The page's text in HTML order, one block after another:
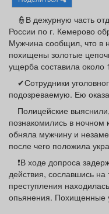
Афиша
Товары
ТВ программа Я -
👮В дежурную часть
России по г. Кемерово
Мужчина сообщил, что в
похищены золотые
ущерба составила около
✔Сотрудники
подозреваемую. Ею
Полицейские
познакомились в
обняла мужчину и
после чего положила
❗В ходе допроса
действия, сославшись
преступления
опьянения. Похищенные